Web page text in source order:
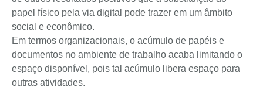
papel físico pela via digital pode trazer em um âmbito
social e econômico.
Em termos organizacionais, o acúmulo de papéis e
documentos no ambiente de trabalho acaba limitando o
espaço disponível, pois tal acúmulo libera espaço para
outras atividades.